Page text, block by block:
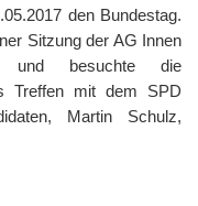
den Bundestag.
Sitzung der AG Innen
und besuchte die
Treffen mit dem SPD
Martin Schulz,